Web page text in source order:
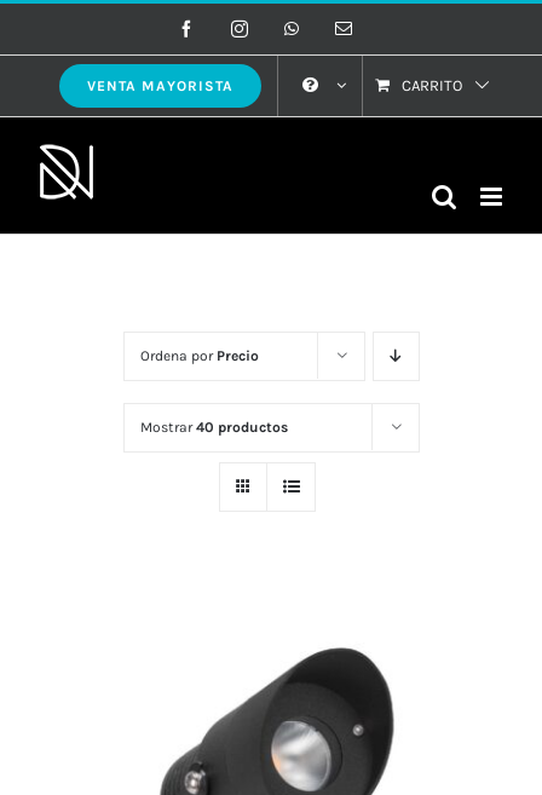
al
contenido
FacebookInstagramWhatsAppCorreo
VENTA MAYORISTA CARRITO
Ordena por Precio
Mostrar40 productos